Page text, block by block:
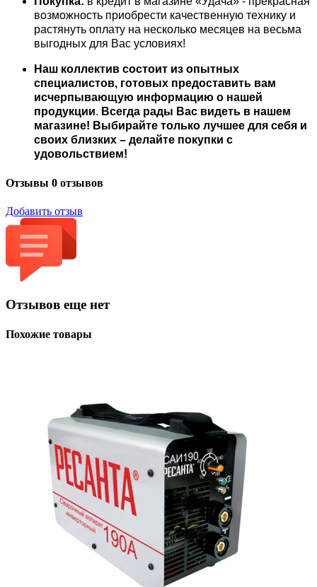
возможность приобрести качественную технику и
растянуть оплату на несколько месяцев на весьма
выгодных для Вас условиях!
Наш коллектив состоит из опытных
специалистов, готовых предоставить вам
исчерпывающую информацию о нашей
продукции. Всегда рады Вас видеть в нашем
магазине! Выбирайте только лучшее для себя и
своих близких – делайте покупки с
удовольствием!
Отзывы 0 отзывов
Добавить отзыв
Отзывов еще нет
Похожие товары